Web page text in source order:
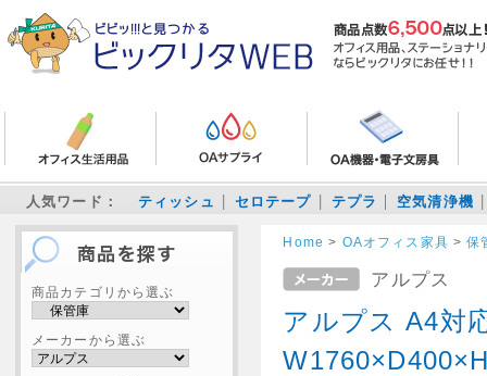
人気ワード： ティッシュ セロテープ テプラ 空気清浄機
商品カテゴリから選ぶ
メーカーから選ぶ
Home > OAオフィス家具 >保
アルプス
アルプス A4